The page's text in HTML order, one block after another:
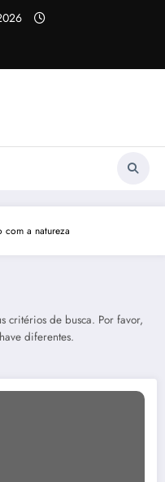
com a natureza
critérios de busca. Por favor,
diferentes.